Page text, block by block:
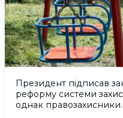
Президент підписав
реформу системи
однак правозахисники